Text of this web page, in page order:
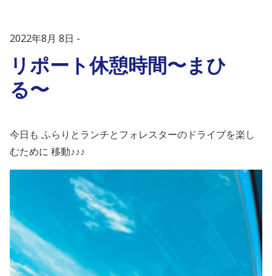
2022年8月 8日
リポート休憩時間〜まひ
る〜
今日も ふらりとランチとフォレスターのドライブを楽し
むために 移動♪♪♪